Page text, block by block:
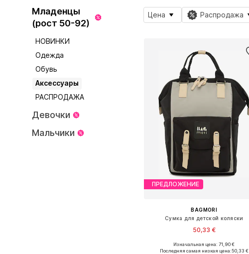
Младенцы
(рост 50-92)
НОВИНКИ
Одежда
Обувь
Аксессуары
РАСПРОДАЖА
Девочки
Мальчики
Цена Распродажа
ПРЕДЛОЖЕНИЕ
BAGMORI
Сумка для детской коляски
50,33 €
+ 4
Доступные размеры: One Size
Изначальная цена: 71,90 €
Последняя самая низкая цена:50,33 €